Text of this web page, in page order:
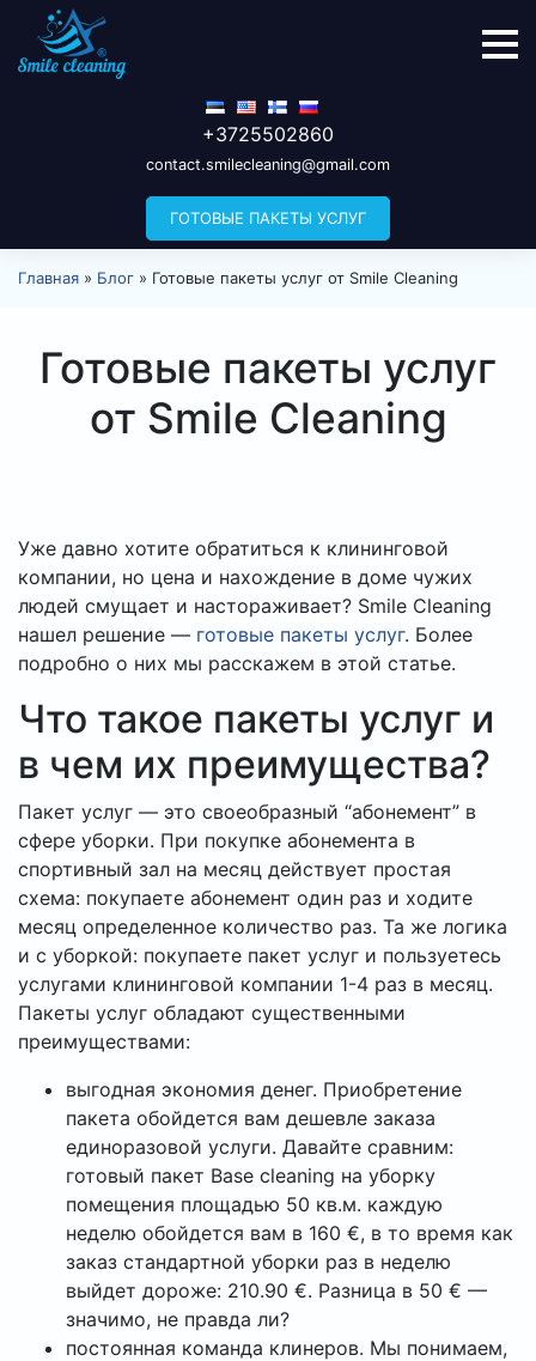
+3725502860
contact.smilecleaning@gmail.com
ГОТОВЫЕ ПАКЕТЫ УСЛУГ
Главная » Блог » Готовые пакеты услуг от Smile Cleaning
Готовые пакеты услуг
от Smile Cleaning
Уже давно хотите обратиться к клининговой
компании, но цена и нахождение в доме чужих
людей смущает и настораживает? Smile Сleaning
нашел решение — готовые пакеты услуг. Более
подробно о них мы расскажем в этой статье.
Что такое пакеты услуг и
в чем их преимущества?
Пакет услуг — это своеобразный “абонемент” в
сфере уборки. При покупке абонемента в
спортивный зал на месяц действует простая
схема: покупаете абонемент один раз и ходите
месяц определенное количество раз. Та же логика
и с уборкой: покупаете пакет услуг и пользуетесь
услугами клининговой компании 1-4 раз в месяц.
Пакеты услуг обладают существенными
преимуществами:
выгодная экономия денег. Приобретение
пакета обойдется вам дешевле заказа
единоразовой услуги. Давайте сравним:
готовый пакет Base cleaning на уборку
помещения площадью 50 кв.м. каждую
неделю обойдется вам в 160 €, в то время как
заказ стандартной уборки раз в неделю
выйдет дороже: 210.90 €. Разница в 50 € —
значимо, не правда ли?
постоянная команда клинеров. Мы понимаем,